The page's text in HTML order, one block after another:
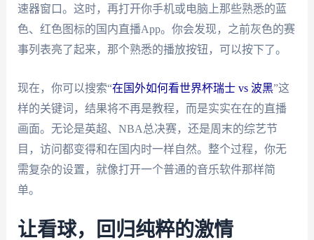
速器窗口。这时，再打开你手机或电脑上那些熟悉的蓝
色、红色图标的国内直播App。你会发现，之前灰色的赛
事列表亮了起来，那个熟悉的播放按钮，可以按下了。
现在，你可以搜索“在国外如何看世界杯瑞士 vs 波黑”这
样的关键词，结果将不再是教程，而是实实在在的直播
画面。无论是英超、NBA总决赛，还是周末的综艺节
目，访问都变得和在国内时一样自然。整个过程，你无
需复杂的设置，就像打开一个普通的音乐软件那样简
单。
让看球，回归纯粹的激情